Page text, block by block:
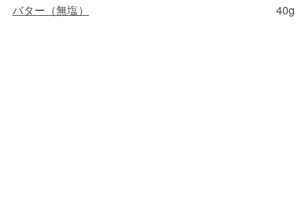
バター（無塩）
40g